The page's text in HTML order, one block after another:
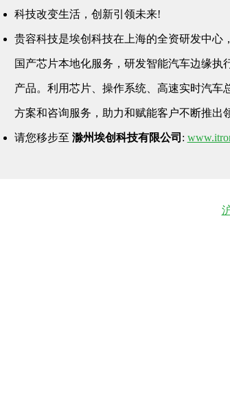
科技改变生活，创新引领未来!
贵容科技是埃创科技在上海的全资研发中心
国产芯片本地化服务，研发智能汽车边缘
产品。利用芯片、操作系统、高速实时汽
方案和咨询服务，助力和赋能客户不断推出
请您移步至 滁州埃创科技有限公司 :